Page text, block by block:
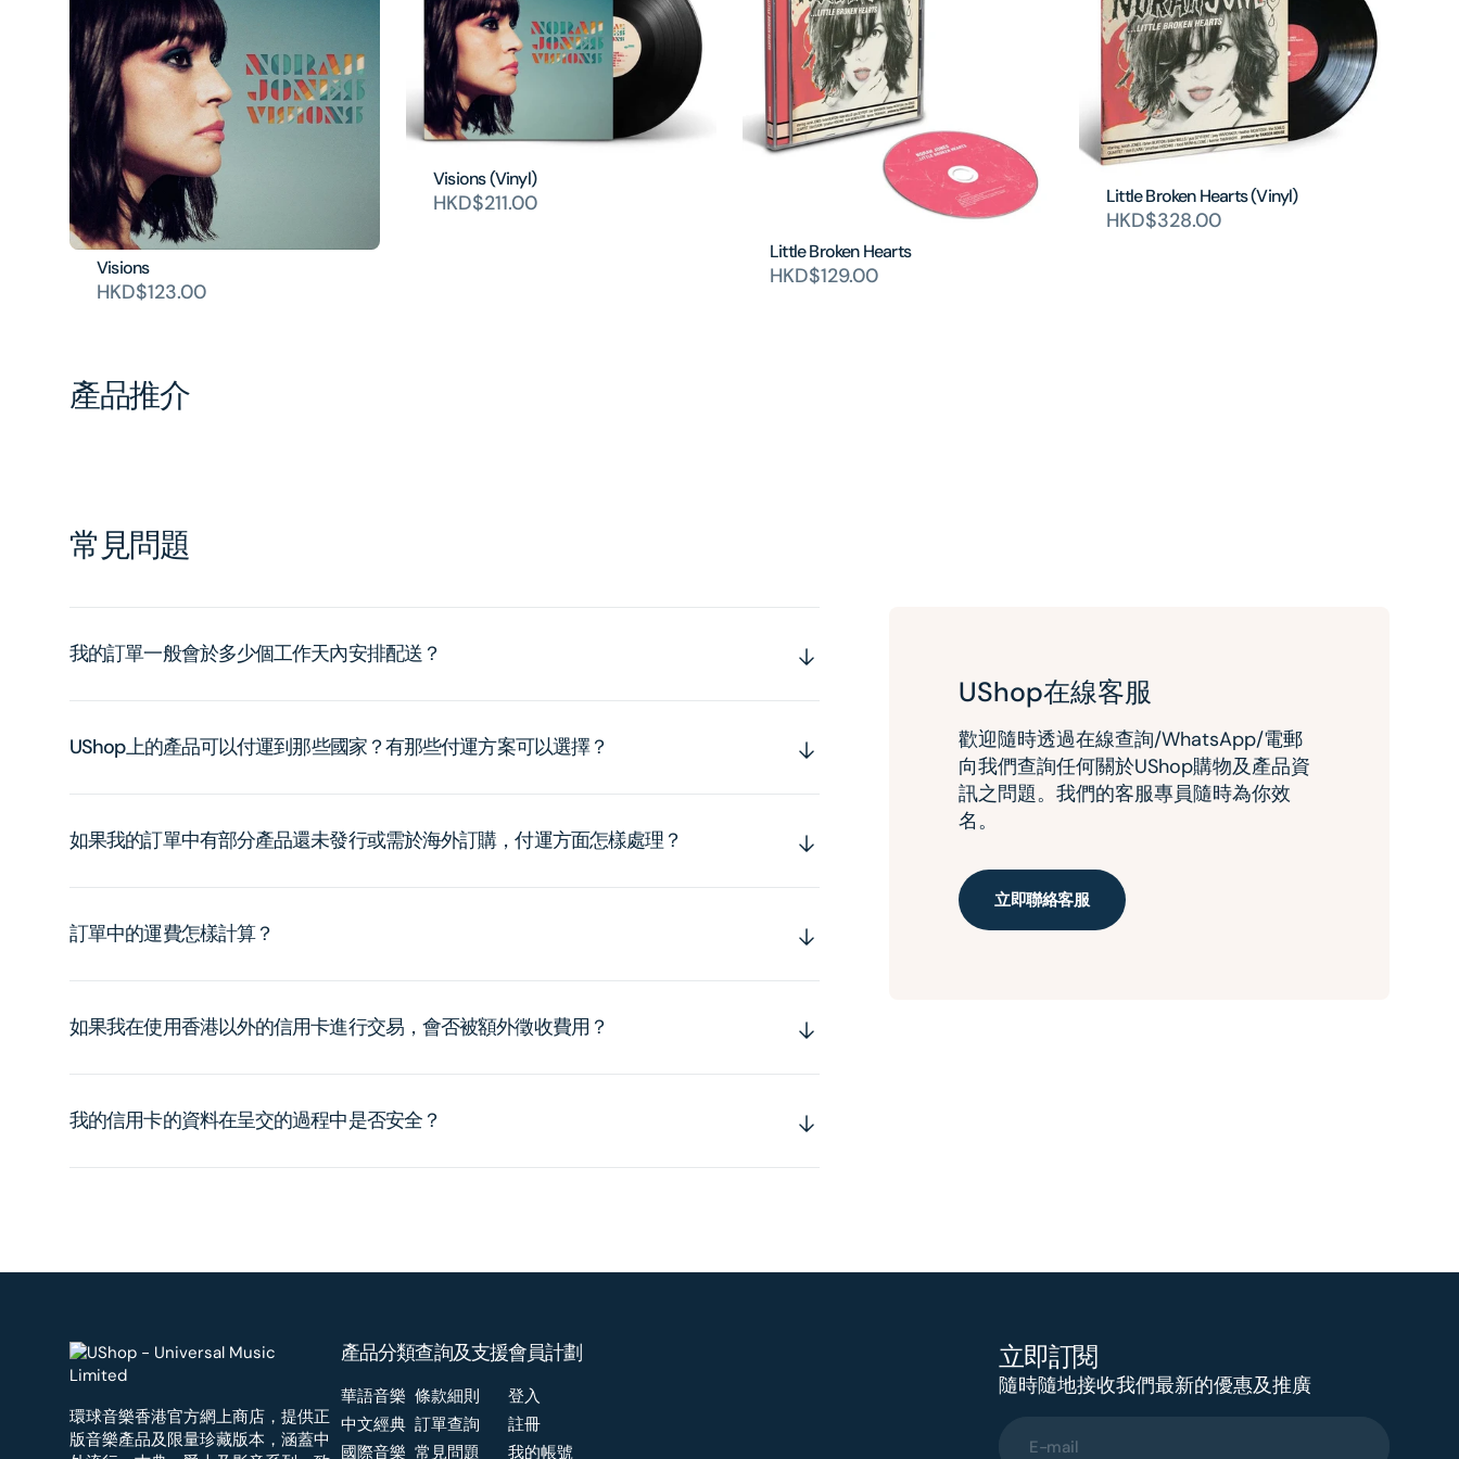
Visions
HKD$123.00
Visions (Vinyl)
HKD$211.00
Little Broken Hearts
HKD$129.00
Little Broken Hearts (Vinyl)
HKD$328.00
產品推介
常見問題
我的訂單一般會於多少個工作天內安排配送？
UShop上的產品可以付運到那些國家？有那些付運方案可以選擇？
如果我的訂單中有部分產品還未發行或需於海外訂購，付運方面怎樣處理？
訂單中的運費怎樣計算？
如果我在使用香港以外的信用卡進行交易，會否被額外徵收費用？
我的信用卡的資料在呈交的過程中是否安全？
UShop在線客服
歡迎隨時透過在線查詢/WhatsApp/電郵
向我們查詢任何關於UShop購物及產品資
訊之問題。我們的客服專員隨時為你效
名。
立即聯絡客服
環球音樂香港官方網上商店，提供正
版音樂產品及限量珍藏版本，涵蓋中
產品分類
華語音樂
中文經典
國際音樂
查詢及支援
條款細則
訂單查詢
常見問題
會員計劃
登入
註冊
我的帳號
立即訂閱
隨時隨地接收我們最新的優惠及推廣
E-mail